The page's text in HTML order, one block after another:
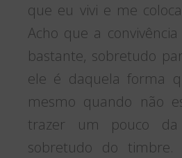
que eu vivi e me
Acho que a
bastante, sobretudo
ele é daquela forma
mesmo quando não
trazer um pouco
sobretudo do